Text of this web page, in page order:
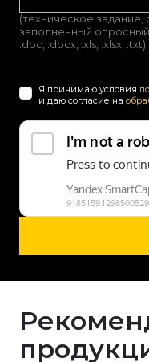
(техническое
заполненный опросный
.doc, .docx, .xls, .xlsx, .txt)
Я принимаю условия
и даю согласие на